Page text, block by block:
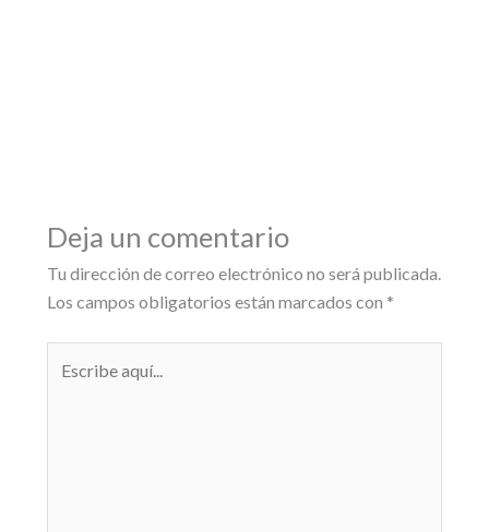
Deja un comentario
Tu dirección de correo electrónico no será publicada.
Los campos obligatorios están marcados con *
aquí...